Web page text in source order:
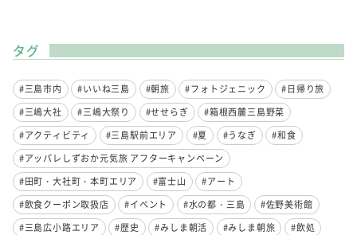
タグ
#三島市内 #いいね三島 #朝旅 #フォトジェニック
#日帰り旅
#三嶋大社
#三嶋大祭り #せせらぎ
#箱根西麓三島野菜
#アクティビティ
#三島駅前エリア #夏 #うなぎ
#和食
#アッパレしずおか元気旅 アフターキャンペーン
#田町・大社町・本町エリア
#富士山
#アート
#飲食クーポン取扱店
#イベント #水の都・三島
#佐野美術館
#三島広小路エリア
#歴史 #みしま朝活 #みしま朝旅
#飲処